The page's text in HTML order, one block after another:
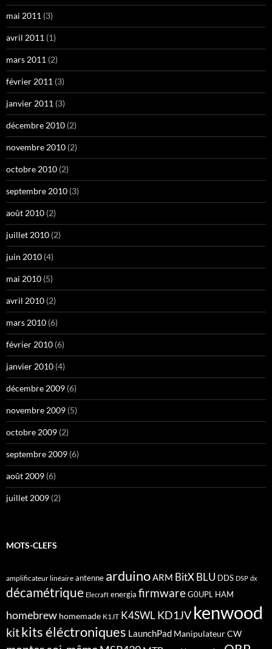
mai 2011 (3)
avril 2011 (1)
mars 2011 (2)
février 2011 (3)
janvier 2011 (3)
décembre 2010 (2)
novembre 2010 (2)
octobre 2010 (2)
septembre 2010 (3)
août 2010 (2)
juillet 2010 (2)
juin 2010 (4)
mai 2010 (5)
avril 2010 (2)
mars 2010 (6)
février 2010 (6)
janvier 2010 (4)
décembre 2009 (6)
novembre 2009 (5)
octobre 2009 (2)
septembre 2009 (6)
août 2009 (6)
juillet 2009 (2)
MOTS-CLEFS
amplificateur linéaire antenne arduinoARM BitX BLU DDS DSP dx
décamétrique Elecraft energia firmwareG0UPL HAM
homebrew homemade K1JT K4SWL KD1JV kenwood
kitkits éléctroniques LaunchPad Manipulateur CW